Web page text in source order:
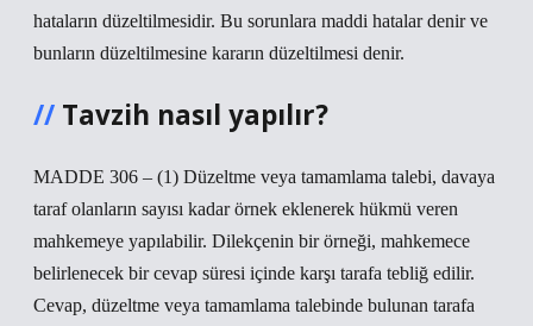
hataların düzeltilmesidir. Bu sorunlara maddi hatalar denir ve
bunların düzeltilmesine kararın düzeltilmesi denir.
Tavzih nasıl yapılır?
MADDE 306 – (1) Düzeltme veya tamamlama talebi, davaya
taraf olanların sayısı kadar örnek eklenerek hükmü veren
mahkemeye yapılabilir. Dilekçenin bir örneği, mahkemece
belirlenecek bir cevap süresi içinde karşı tarafa tebliğ edilir.
Cevap, düzeltme veya tamamlama talebinde bulunan tarafa